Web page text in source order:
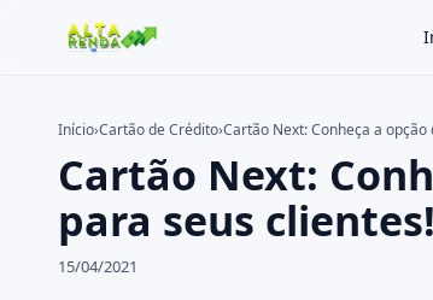
Buscar no site
Pressione Enter para buscar ou ESC para
Início›Cartão de Crédito›Cartão Next: Conheça a
Cartão Next:
para seus clientes!
15/04/2021